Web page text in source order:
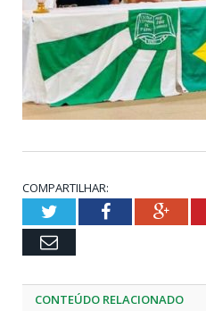
COMPARTILHAR:
TwitterFacebook
Email
CONTEÚDO RELACIONADO